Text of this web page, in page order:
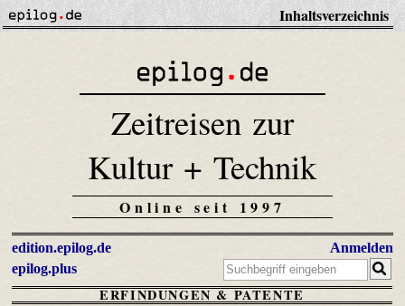
Inhaltsverzeichnis
Zeitreisen zur
Kultur + Technik
Online seit 1997
edition.epilog.de
epilog.plus
Anmelden
ERFINDUNGEN & PATENTE